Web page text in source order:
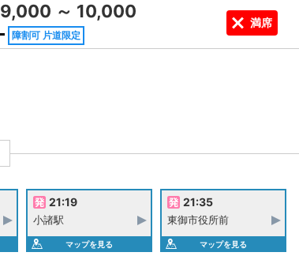
9,000 ～ 10,000
障割可 片道限定
満席
21:19
小諸駅
マップを見る
21:35
東御市役所前
マップを見る